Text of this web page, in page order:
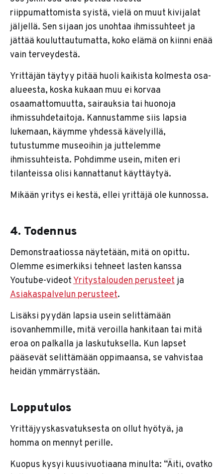
riippumattomista syistä, vielä on muut kivijalat
jäljellä. Sen sijaan jos unohtaa ihmissuhteet ja
jättää kouluttautumatta, koko elämä on kiinni enää
vain terveydestä.
Yrittäjän täytyy pitää huoli kaikista kolmesta osa-
alueesta, koska kukaan muu ei korvaa
osaamattomuutta, sairauksia tai huonoja
ihmissuhdetaitoja. Kannustamme siis lapsia
lukemaan, käymme yhdessä kävelyillä,
tutustumme museoihin ja juttelemme
ihmissuhteista. Pohdimme usein, miten eri
tilanteissa olisi kannattanut käyttäytyä.
Mikään yritys ei kestä, ellei yrittäjä ole kunnossa.
4. Todennus
Demonstraatiossa näytetään, mitä on opittu.
Olemme esimerkiksi tehneet lasten kanssa
Youtube-videotYritystalouden perusteet ja
Asiakaspalvelun perusteet.
Lisäksi pyydän lapsia usein selittämään
isovanhemmille, mitä veroilla hankitaan tai mitä
eroa on palkalla ja laskutuksella. Kun lapset
pääsevät selittämään oppimaansa, se vahvistaa
heidän ymmärrystään.
Lopputulos
Yrittäjyyskasvatuksesta on ollut hyötyä, ja
homma on mennyt perille.
Kuopus kysyi kuusivuotiaana minulta: “Äiti, ovatko